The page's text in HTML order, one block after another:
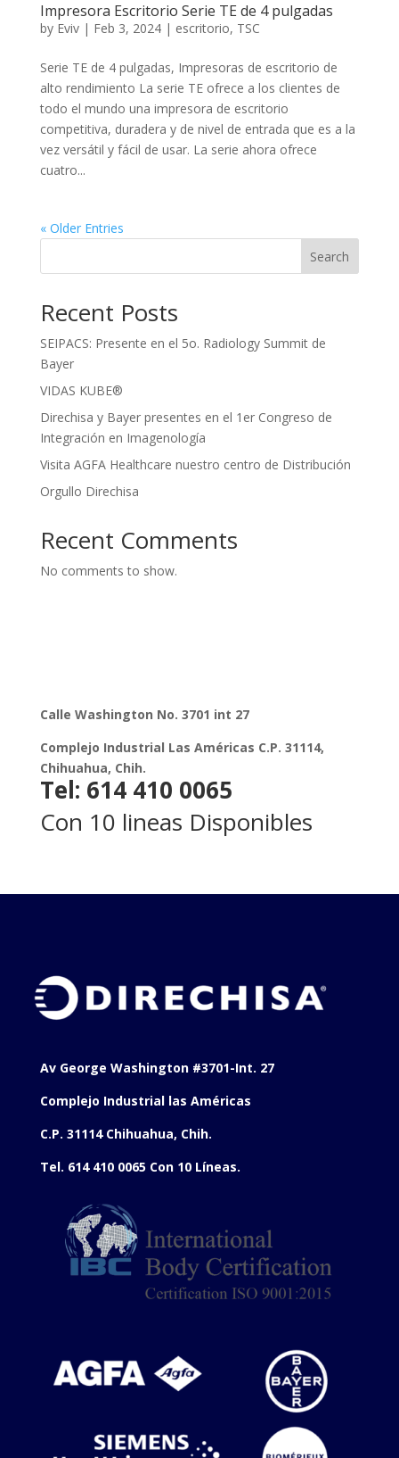
Impresora Escritorio Serie TE de 4 pulgadas
by Eviv| Feb 3, 2024| escritorio, TSC
Serie TE de 4 pulgadas, Impresoras de escritorio de
alto rendimiento La serie TE ofrece a los clientes de
todo el mundo una impresora de escritorio
competitiva, duradera y de nivel de entrada que es a la
vez versátil y fácil de usar. La serie ahora ofrece
cuatro...
« Older Entries
Search
Recent Posts
SEIPACS: Presente en el 5o. Radiology Summit de
Bayer
VIDAS KUBE®
Direchisa y Bayer presentes en el 1er Congreso de
Integración en Imagenología
Visita AGFA Healthcare nuestro centro de Distribución
Orgullo Direchisa
Recent Comments
No comments to show.
Calle Washington No. 3701 int 27
Complejo Industrial Las Américas C.P. 31114,
Chihuahua, Chih.
Tel: 614 410 0065
Con 10 lineas Disponibles
Av George Washington #3701-Int. 27
Complejo Industrial las Américas
C.P. 31114 Chihuahua, Chih.
Tel. 614 410 0065 Con 10 Líneas.